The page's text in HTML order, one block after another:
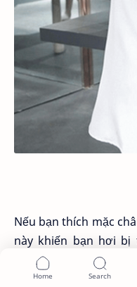
Nếu bạn thích mặc
này khiến bạn hơi bị
chiếc chân váy voan,
tạo hiệu ứng chân